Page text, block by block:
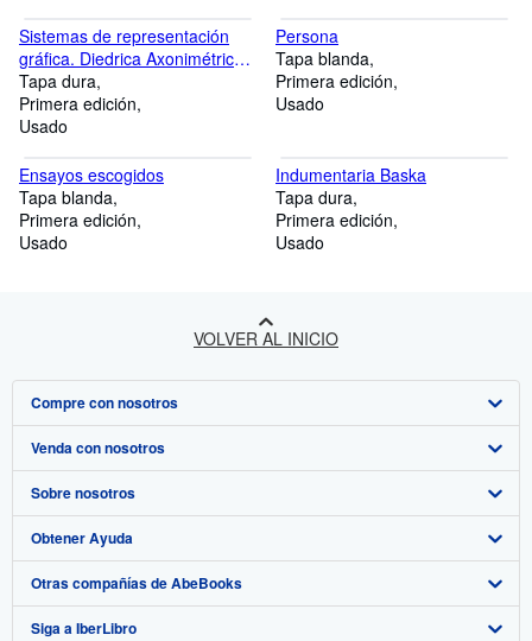
Sistemas de representación
gráfica. Diedrica Axonimétrica
Perspectiva
Tapa dura
Primera edición
Usado
Persona
Tapa blanda
Primera edición
Usado
Ensayos escogidos
Tapa blanda
Primera edición
Usado
Indumentaria Baska
Tapa dura
Primera edición
Usado
VOLVER AL INICIO
Compre con nosotros
Búsqueda avanzada
Colecciones
Mi cuenta
Mis pedidos
Ver carrito
Venda con nosotros
Comenzar a vender
Únase a nuestro programa de afiliados
Recomiende un vendedor
Sobre nosotros
Sobre IberLibro
Medios
Empleo
Obtener Ayuda
Preguntas frecuentes y guías
Atención al Cliente
Otras compañías de AbeBooks
AbeBooks.com
Siga a IberLibro